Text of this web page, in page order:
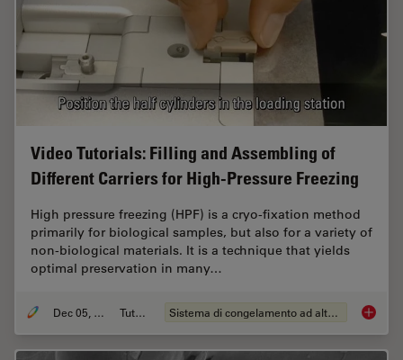
Video Tutorials: Filling and Assembling of
Different Carriers for High-Pressure Freezing
High pressure freezing (HPF) is a cryo-fixation method
primarily for biological samples, but also for a variety of
non-biological materials. It is a technique that yields
optimal preservation in many…
Dec 05, 2014 Tutorial Sistema di congelamento ad alta pressione Video